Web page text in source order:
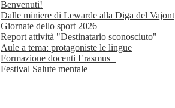
Benvenuti!
Dalle miniere di Lewarde alla Diga del Vajont
Giornate dello sport 2026
Report attività "Destinatario sconosciuto"
Aule a tema: protagoniste le lingue
Formazione docenti Erasmus+
Festival Salute mentale